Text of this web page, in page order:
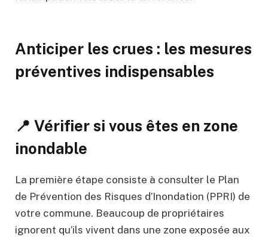
Anticiper les crues : les mesures
préventives indispensables
📍 Vérifier si vous êtes en zone
inondable
La première étape consiste à consulter le Plan
de Prévention des Risques d’Inondation (PPRI) de
votre commune. Beaucoup de propriétaires
ignorent qu’ils vivent dans une zone exposée aux